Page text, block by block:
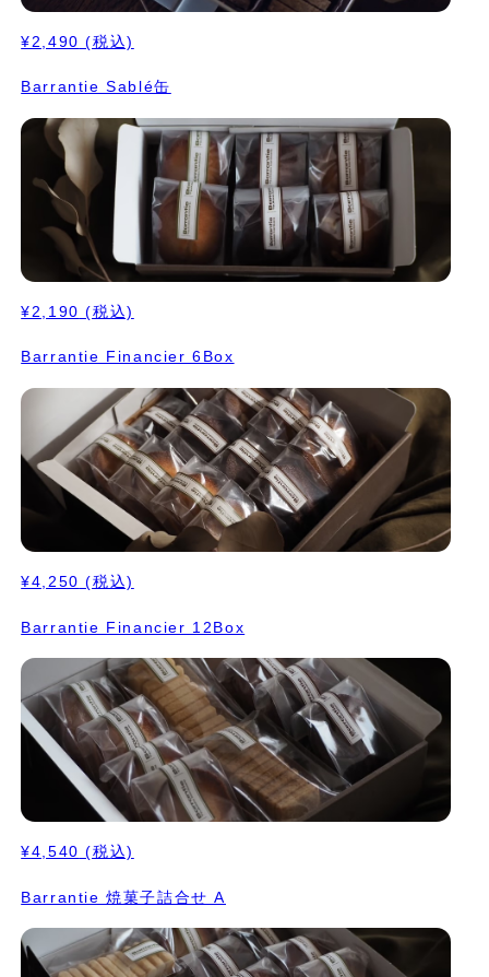
¥2,490 (税込)
Barrantie Sablé缶
¥2,190 (税込)
Barrantie Financier 6Box
¥4,250 (税込)
Barrantie Financier 12Box
¥4,540 (税込)
Barrantie 焼菓子詰合せ A